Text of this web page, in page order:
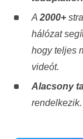
A 2000+
hálózat
hogy teljes
videót.
Alacsony
rendelkezik.